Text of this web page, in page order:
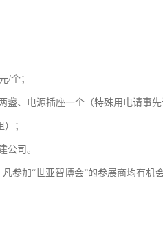
/个；
、电源插座一个（特殊用电请事先
；
公司。
加“世亚智博会”的参展商均有机